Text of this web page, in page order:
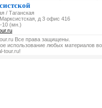
/ Таганская
д 3 офис 416
10 (мн.)
Все права защищены.
использование любых материалов
tour.ru!